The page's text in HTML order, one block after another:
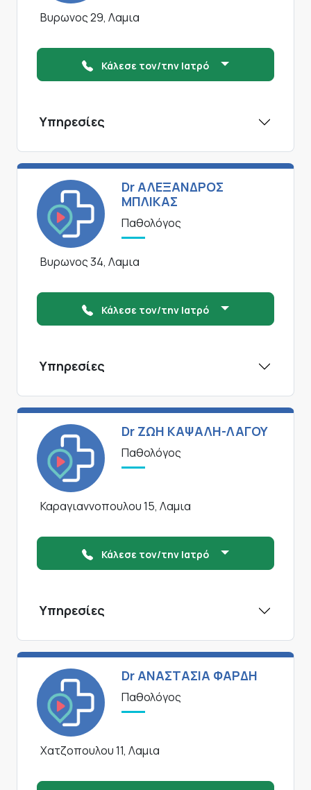
Βυρωνος 29, Λαμια
Κάλεσε τον/την Ιατρό
Υπηρεσίες
Dr ΑΛΕΞΑΝΔΡΟΣ
ΜΠΛΙΚΑΣ
Παθολόγος
Βυρωνος 34, Λαμια
Κάλεσε τον/την Ιατρό
Υπηρεσίες
Dr ΖΩΗ ΚΑΨΑΛΗ-ΛΑΓΟΥ
Παθολόγος
Καραγιαννοπουλου 15, Λαμια
Κάλεσε τον/την Ιατρό
Υπηρεσίες
Dr ΑΝΑΣΤΑΣΙΑ ΦΑΡΔΗ
Παθολόγος
Χατζοπουλου 11, Λαμια